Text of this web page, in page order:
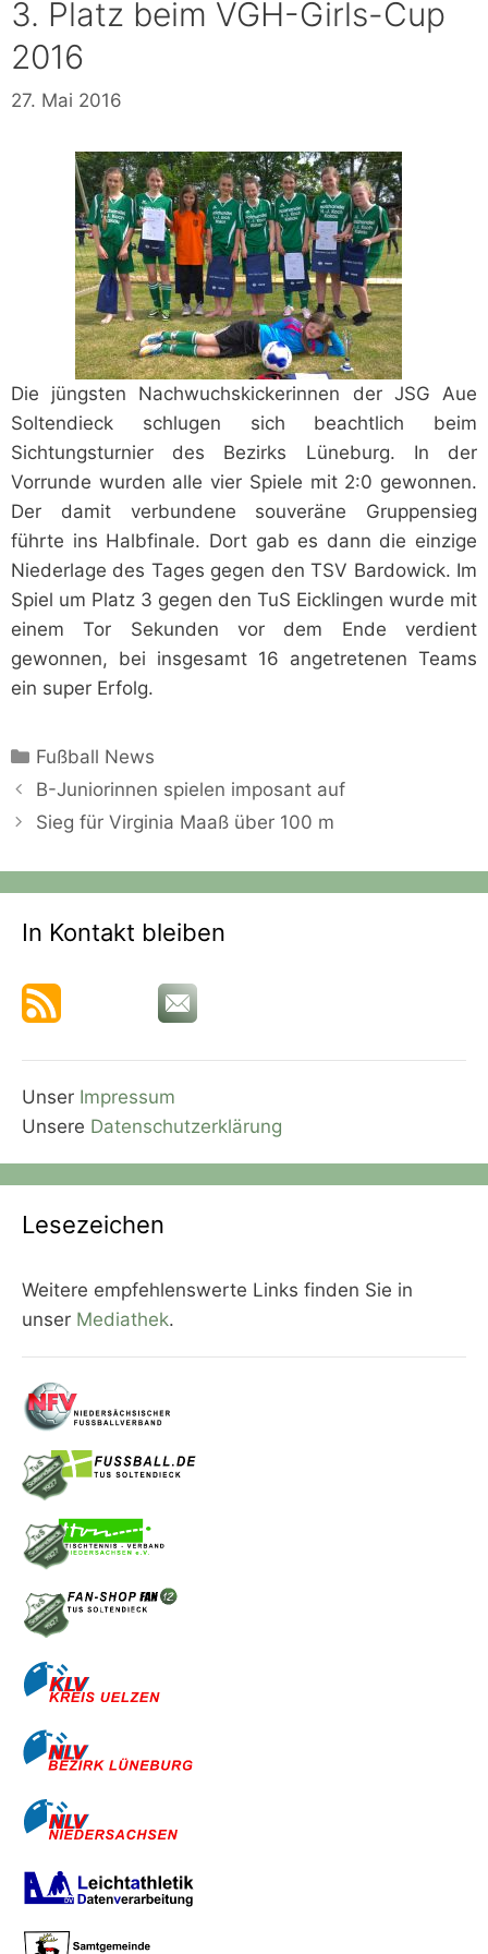
3. Platz beim VGH-Girls-Cup
2016
27. Mai 2016
Die jüngsten Nachwuchskickerinnen der JSG Aue
Soltendieck schlugen sich beachtlich beim
Sichtungsturnier des Bezirks Lüneburg. In der
Vorrunde wurden alle vier Spiele mit 2:0 gewonnen.
Der damit verbundene souveräne Gruppensieg
führte ins Halbfinale. Dort gab es dann die einzige
Niederlage des Tages gegen den TSV Bardowick. Im
Spiel um Platz 3 gegen den TuS Eicklingen wurde mit
einem Tor Sekunden vor dem Ende verdient
gewonnen, bei insgesamt 16 angetretenen Teams
ein super Erfolg.
Kategorien
Fußball News
B-Juniorinnen spielen imposant auf
Sieg für Virginia Maaß über 100 m
In Kontakt bleiben
Unser Impressum
Unsere Datenschutzerklärung
Lesezeichen
Weitere empfehlenswerte Links finden Sie in
unser Mediathek.